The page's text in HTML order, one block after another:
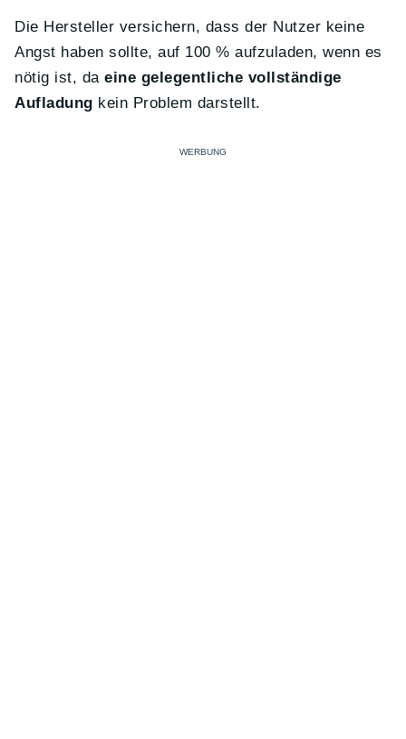
Die Hersteller versichern, dass der Nutzer keine
Angst haben sollte, auf 100 % aufzuladen, wenn es
nötig ist, daeine gelegentliche vollständige
Aufladung kein Problem darstellt.